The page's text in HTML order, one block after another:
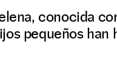
conocida
pequeños han